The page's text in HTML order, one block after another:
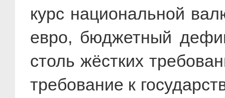
курс национальной
евро, бюджетный
столь жёстких
требование к